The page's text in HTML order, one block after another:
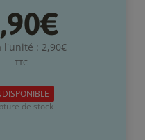
l'unité : 2,90€
TTC
de stock